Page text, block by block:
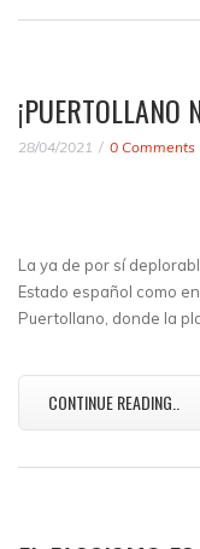
¡PUERTOLLANO
28/04/2021 0 Comments
La ya de por sí
Estado español como
Puertollano, donde la
CONTINUE READING..